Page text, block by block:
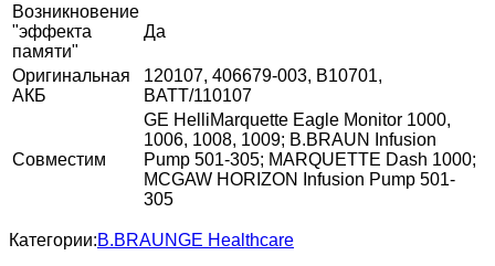
Возникновение
"эффекта
памяти"
Да
Оригинальная
АКБ
120107, 406679-003, B10701,
BATT/110107
Совместим
GE HelliMarquette Eagle Monitor 1000,
1006, 1008, 1009; B.BRAUN Infusion
Pump 501-305; MARQUETTE Dash 1000;
MCGAW HORIZON Infusion Pump 501-
305
Категории:B.BRAUNGE Healthcare